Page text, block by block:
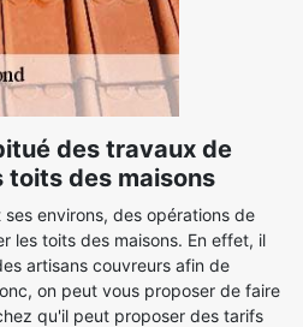
des travaux de
toits des maisons
environs, des opérations de
les toits des maisons. En effet, il
artisans couvreurs afin de
on peut vous proposer de faire
qu'il peut proposer des tarifs